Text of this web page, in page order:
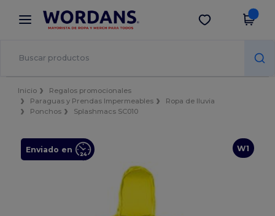
× App de Wordans
¡Mejores precios en app!
Descargar app
Inicio
Regalos promocionales
Paraguas y Prendas Impermeables
Ropa de lluvia
Ponchos
Splashmacs SC010
W1
Enviado en